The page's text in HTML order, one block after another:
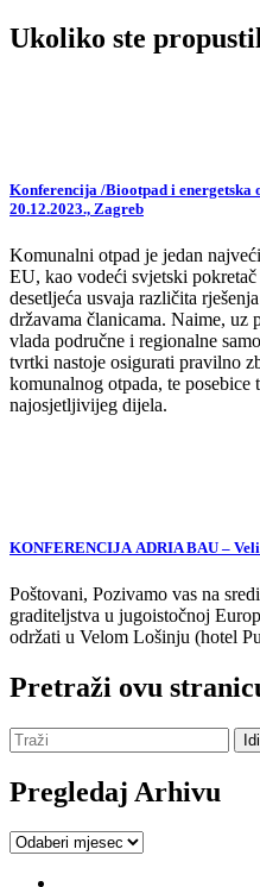
Ukoliko ste
Konferencija /Biootpad i energetska
20.12.2023., Zagreb
Komunalni otpad je jedan
EU, kao vodeći svjetski
desetljeća usvaja različita
državama članicama. Naime, uz
vlada područne i regionalne
tvrtki nastoje osigurati pravilno
komunalnog otpada, te
najosjetljivijeg dijela.
KONFERENCIJA ADRIA BAU –
Poštovani, Pozivamo vas na
graditeljstva u jugoistočnoj
održati u Velom Lošinju (hotel
Pretraži ovu
Pregledaj Arhivu
Pregledaj